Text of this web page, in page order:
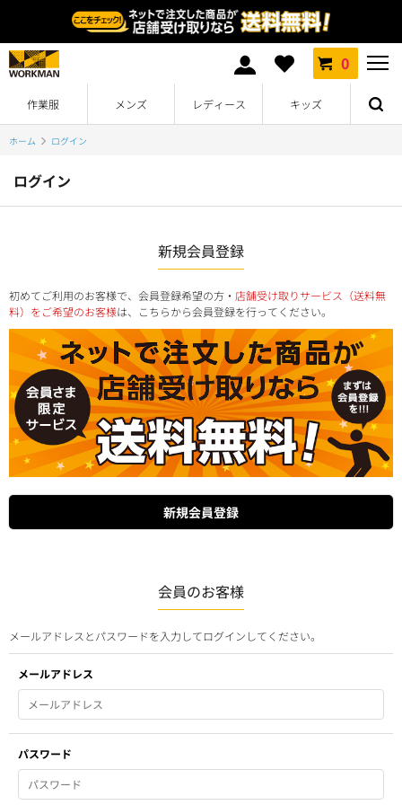
0
作業服 メンズ レディース キッズ
ホーム ログイン
ログイン
新規会員登録
初めてご利用のお客様で、会員登録希望の方・ 店舗受け取りサービス（送料無
料）をご希望のお客様は、こちらから会員登録を行ってください。
会員のお客様
メールアドレスとパスワードを入力してログインしてください。
メールアドレス
パスワード